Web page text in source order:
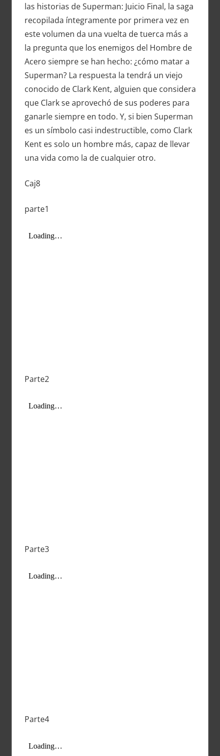
las historias de Superman: Juicio Final, la saga
recopilada íntegramente por primera vez en
este volumen da una vuelta de tuerca más a
la pregunta que los enemigos del Hombre de
Acero siempre se han hecho: ¿cómo matar a
Superman? La respuesta la tendrá un viejo
conocido de Clark Kent, alguien que considera
que Clark se aprovechó de sus poderes para
ganarle siempre en todo. Y, si bien Superman
es un símbolo casi indestructible, como Clark
Kent es solo un hombre más, capaz de llevar
una vida como la de cualquier otro.
Caj8
parte1
Parte2
Parte3
Parte4